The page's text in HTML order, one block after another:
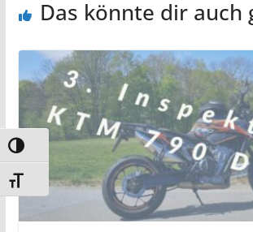
Umschalten auf hohe Kontraste
Schrift vergrößern
Das könnte dir auch